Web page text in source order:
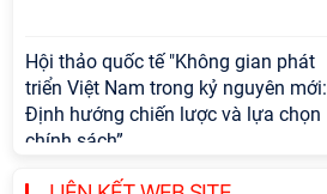
Hội thảo quốc tế "Không gian phát
triển Việt Nam trong kỷ nguyên mới:
Định hướng chiến lược và lựa chọn
chính sách”